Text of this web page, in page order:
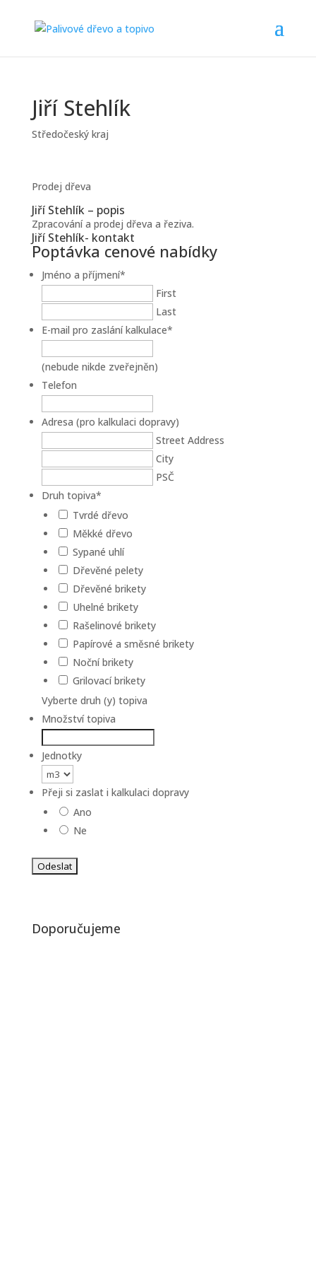
Jiří Stehlík
Středočeský kraj
Prodej dřeva
Jiří Stehlík – popis
Zpracování a prodej dřeva a řeziva.
Jiří Stehlík- kontakt
Poptávka cenové nabídky
Jméno a příjmení*
First
Last
E-mail pro zaslání kalkulace*
(nebude nikde zveřejněn)
Telefon
Adresa (pro kalkulaci dopravy)
Street Address
City
PSČ
Druh topiva*
Tvrdé dřevo
Měkké dřevo
Sypané uhlí
Dřevěné pelety
Dřevěné brikety
Uhelné brikety
Rašelinové brikety
Papírové a směsné brikety
Noční brikety
Grilovací brikety
Vyberte druh (y) topiva
Množství topiva
Jednotky
Přeji si zaslat i kalkulaci dopravy
Ano
Ne
Doporučujeme